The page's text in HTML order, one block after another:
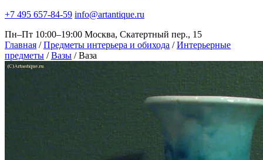
+7 495 657-84-59 info@artantique.ru
Пн–Пт 10:00–19:00 Москва, Скатертный пер., 15
Главная / Предметы интерьера и обихода / Интерьерные
предметы / Вазы / Ваза